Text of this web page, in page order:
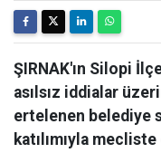
ŞIRNAK'ın Silopi
asılsız iddialar
ertelenen belediye
katılımıyla